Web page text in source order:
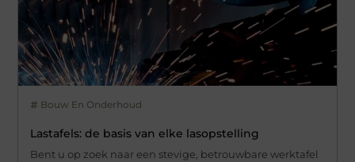
Bouw En Onderhoud
Lastafels: de basis van elke lasopstelling
Bent u op zoek naar een stevige, betrouwbare werktafel